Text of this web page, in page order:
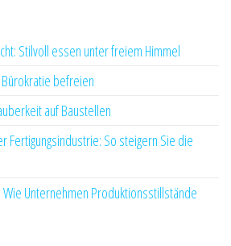
Stilvoll essen unter freiem Himmel
befreien
auf Baustellen
Fertigungsindustrie: So steigern Sie die
Unternehmen Produktionsstillstände